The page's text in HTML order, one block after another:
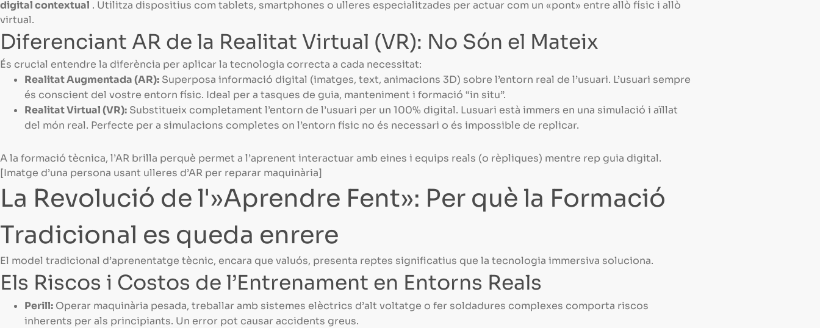
digital contextual . Utilitza dispositius com tablets, smartphones o ulleres especialitzades per actuar com un «pont» entre allò físic i allò
virtual.
Diferenciant AR de la Realitat Virtual (VR): No Són el Mateix
És crucial entendre la diferència per aplicar la tecnologia correcta a cada necessitat:
Realitat Augmentada (AR): Superposa informació digital (imatges, text, animacions 3D) sobre l’entorn real de l’usuari. L’usuari sempre
és conscient del vostre entorn físic. Ideal per a tasques de guia, manteniment i formació “in situ”.
Realitat Virtual (VR): Substitueix completament l’entorn de l’usuari per un 100% digital. Lusuari està immers en una simulació i aïllat
del món real. Perfecte per a simulacions completes on l’entorn físic no és necessari o és impossible de replicar.
A la formació tècnica, l’AR brilla perquè permet a l’aprenent interactuar amb eines i equips reals (o rèpliques) mentre rep guia digital.
[Imatge d’una persona usant ulleres d’AR per reparar maquinària]
La Revolució de l'»Aprendre Fent»: Per què la Formació
Tradicional es queda enrere
El model tradicional d’aprenentatge tècnic, encara que valuós, presenta reptes significatius que la tecnologia immersiva soluciona.
Els Riscos i Costos de l’Entrenament en Entorns Reals
Perill: Operar maquinària pesada, treballar amb sistemes elèctrics d’alt voltatge o fer soldadures complexes comporta riscos
inherents per als principiants. Un error pot causar accidents greus.